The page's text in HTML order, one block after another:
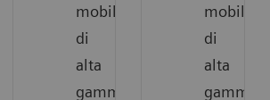
mobile
di
alta
gamma.
mobile
di
alta
gamma.